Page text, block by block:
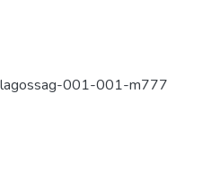
001-001-m777